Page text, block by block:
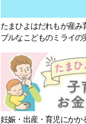
たまひよはだれもが産
ブルなこどものミライの
妊娠・出産・育児にか